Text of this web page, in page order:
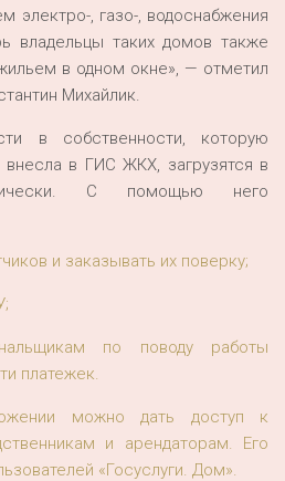
электро-, газо-, водоснабжения
владельцы таких домов также
в одном окне», — отметил
Михайлик.
в собственности, которую
внесла в ГИС ЖКХ, загрузятся в
С помощью него
и заказывать их поверку;
по поводу работы
платежек.
можно дать доступ к
и арендаторам. Его
«Госуслуги. Дом».